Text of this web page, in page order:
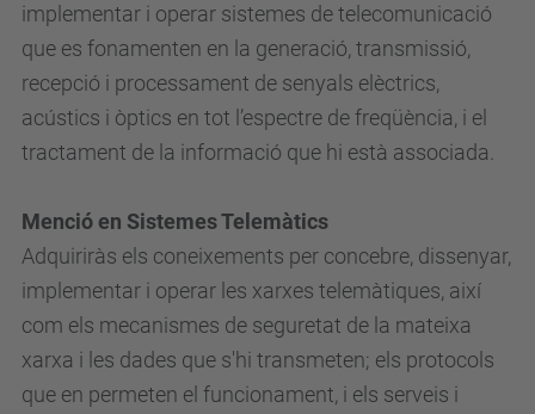
implementar i operar sistemes de telecomunicació
que es fonamenten en la generació, transmissió,
recepció i processament de senyals elèctrics,
acústics i òptics en tot l’espectre de freqüència, i el
tractament de la informació que hi està associada.
Menció en Sistemes Telemàtics
Adquiriràs els coneixements per concebre, dissenyar,
implementar i operar les xarxes telemàtiques, així
com els mecanismes de seguretat de la mateixa
xarxa i les dades que s'hi transmeten; els protocols
que en permeten el funcionament, i els serveis i